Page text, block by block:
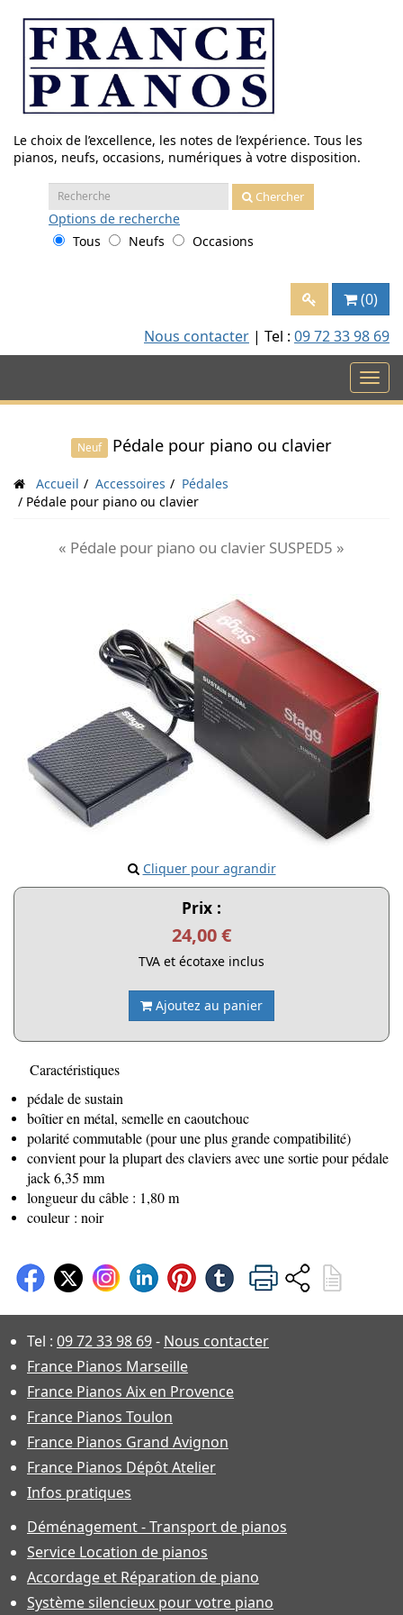
contenu
Le choix de l’excellence, les notes de l’expérience. Tous les
pianos, neufs, occasions, numériques à votre disposition.
Recherche
:
Chercher
Options de recherche
Tous
Neufs Occasions
(0)
Nous contacter | Tel : 09 72 33 98 69
Neuf Pédale pour piano ou clavier
Accueil Accessoires
Pédales
Pédale pour piano ou clavier
« Pédale pour piano ou clavier SUSPED5 »
Cliquer pour agrandir
Prix :
24,00 €
TVA et écotaxe inclus
Ajoutez au panier
Caractéristiques
pédale de sustain
boîtier en métal, semelle en caoutchouc
polarité commutable (pour une plus grande compatibilité)
convient pour la plupart des claviers avec une sortie pour pédale
jack 6,35 mm
longueur du câble : 1,80 m
couleur : noir
Tel : 09 72 33 98 69- Nous contacter
France Pianos Marseille
France Pianos Aix en Provence
France Pianos Toulon
France Pianos Grand Avignon
France Pianos Dépôt Atelier
Infos pratiques
Déménagement - Transport de pianos
Service Location de pianos
Accordage et Réparation de piano
Système silencieux pour votre piano